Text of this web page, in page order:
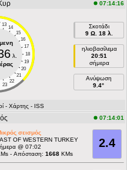
07:14:16
13 14
15
16
17
18
19
20
21
22
23
λ.
Σκοτάδι
9 Ω. 18 λ.
ηλιοβασίλεμα
20:51
σήμερα
Ανύψωση
9.4°
- Χάρτης - ISS
07:14:01
2.4
σεισμός
OF WESTERN TURKEY
@ 07:02
- Απόσταση: 1668KMs